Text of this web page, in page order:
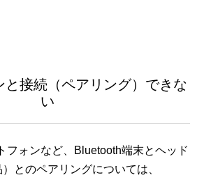
と接続（ペアリング）できな
い
フォンなど、Bluetooth端末とヘッド
とのペアリングについては、